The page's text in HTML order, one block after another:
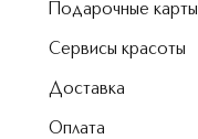
Подарочные карты
Сервисы красоты
Доставка
Оплата